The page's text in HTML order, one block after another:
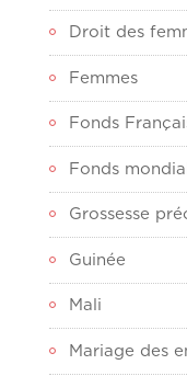
Droit des
Femmes
Fonds
Fonds mondial
Grossesse
Guinée
Mali
Mariage des